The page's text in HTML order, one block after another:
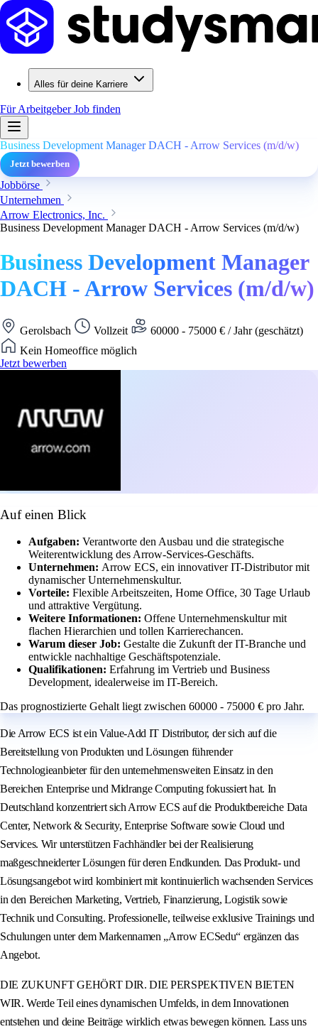
Alles für deine Karriere
Für ArbeitgeberJob finden
Business Development Manager DACH - Arrow Services (m/d/w)
Jetzt bewerben
Jobbörse
Unternehmen
Arrow Electronics, Inc.
Business Development Manager DACH - Arrow Services (m/d/w)
Business Development Manager
DACH - Arrow Services (m/d/w)
Gerolsbach Vollzeit
60000 - 75000 € / Jahr (geschätzt)
Kein Homeoffice möglich
Jetzt bewerben
Auf einen Blick
Aufgaben: Verantworte den Ausbau und die strategische
Weiterentwicklung des Arrow-Services-Geschäfts.
Unternehmen: Arrow ECS, ein innovativer IT-Distributor mit
dynamischer Unternehmenskultur.
Vorteile: Flexible Arbeitszeiten, Home Office, 30 Tage Urlaub
und attraktive Vergütung.
Weitere Informationen: Offene Unternehmenskultur mit
flachen Hierarchien und tollen Karrierechancen.
Warum dieser Job: Gestalte die Zukunft der IT-Branche und
entwickle nachhaltige Geschäftspotenziale.
Qualifikationen: Erfahrung im Vertrieb und Business
Development, idealerweise im IT-Bereich.
Das prognostizierte Gehalt liegt zwischen 60000 - 75000 € pro Jahr.
Die Arrow ECS ist ein Value-Add IT Distributor, der sich auf die
Bereitstellung von Produkten und Lösungen führender
Technologieanbieter für den unternehmensweiten Einsatz in den
Bereichen Enterprise und Midrange Computing fokussiert hat. In
Deutschland konzentriert sich Arrow ECS auf die Produktbereiche Data
Center, Network & Security, Enterprise Software sowie Cloud und
Services. Wir unterstützen Fachhändler bei der Realisierung
maßgeschneiderter Lösungen für deren Endkunden. Das Produkt- und
Lösungsangebot wird kombiniert mit kontinuierlich wachsenden Services
in den Bereichen Marketing, Vertrieb, Finanzierung, Logistik sowie
Technik und Consulting. Professionelle, teilweise exklusive Trainings und
Schulungen unter dem Markennamen „Arrow ECSedu“ ergänzen das
Angebot.
DIE ZUKUNFT GEHÖRT DIR. DIE PERSPEKTIVEN BIETEN
WIR. Werde Teil eines dynamischen Umfelds, in dem Innovationen
entstehen und deine Beiträge wirklich etwas bewegen können. Lass uns